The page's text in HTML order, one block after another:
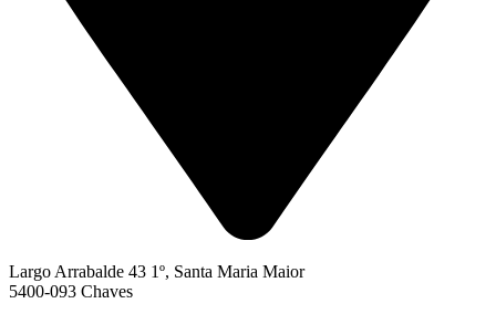
Largo Arrabalde 43 1º, Santa Maria Maior
5400-093 Chaves